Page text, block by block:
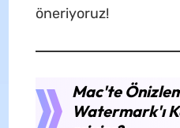
öneriyoruz!
Mac'te
Watermark'ı